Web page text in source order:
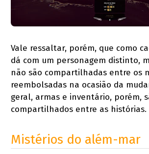
Vale ressaltar, porém, que como
dá com um personagem distinto,
não são compartilhadas entre os
reembolsadas na ocasião da
geral, armas e inventário, porém,
compartilhados entre as histórias.
Mistérios do além-mar